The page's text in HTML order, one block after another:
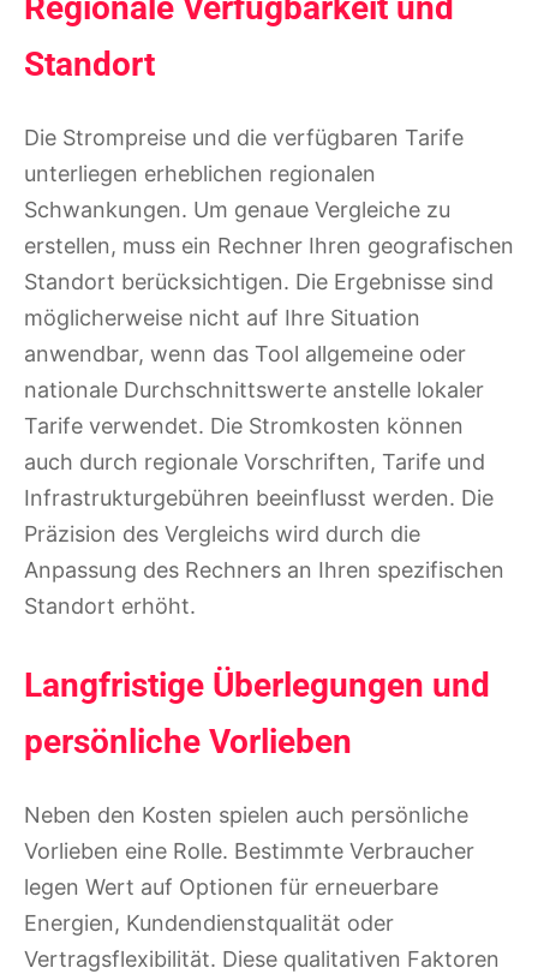
Standort
Die Strompreise und die verfügbaren Tarife
unterliegen erheblichen regionalen
Schwankungen. Um genaue Vergleiche zu
erstellen, muss ein Rechner Ihren geografischen
Standort berücksichtigen. Die Ergebnisse sind
möglicherweise nicht auf Ihre Situation
anwendbar, wenn das Tool allgemeine oder
nationale Durchschnittswerte anstelle lokaler
Tarife verwendet. Die Stromkosten können
auch durch regionale Vorschriften, Tarife und
Infrastrukturgebühren beeinflusst werden. Die
Präzision des Vergleichs wird durch die
Anpassung des Rechners an Ihren spezifischen
Standort erhöht.
Langfristige Überlegungen und
persönliche Vorlieben
Neben den Kosten spielen auch persönliche
Vorlieben eine Rolle. Bestimmte Verbraucher
legen Wert auf Optionen für erneuerbare
Energien, Kundendienstqualität oder
Vertragsflexibilität. Diese qualitativen Faktoren